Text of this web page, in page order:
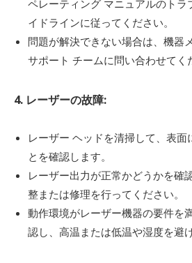
ペレーティング マニュアルのトラ
イドラインに従ってください。
問題が解決できない場合は、機器
サポート チームに問い合わせてく
4. レーザーの故障:
レーザー ヘッドを清掃して、表面
とを確認します。
レーザー出力が正常かどうかを確
整または修理を行ってください。
動作環境がレーザー機器の要件を
認し、高温または低温や湿度を避